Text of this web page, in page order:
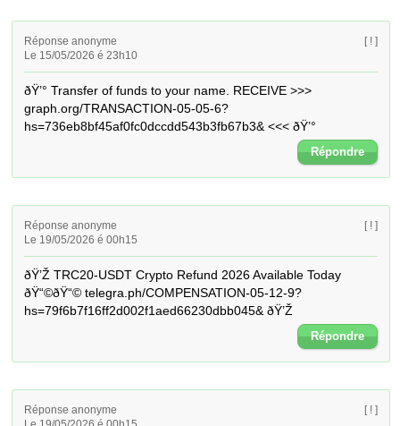
Réponse anonyme
Le 15/05/2026 é 23h10
[ ! ]
ðŸ’° Transfer of funds to your name. RECEIVE >>>
graph.org/TRANSACTION-05-05-6?
hs=736eb8bf45af0fc0dccdd543b3fb67b3& <<< ðŸ’°
Répondre
Réponse anonyme
Le 19/05/2026 é 00h15
[ ! ]
ðŸ’Ž TRC20-USDT Crypto Refund 2026 Available Today
ðŸ“©ðŸ“© telegra.ph/COMPENSATION-05-12-9?
hs=79f6b7f16ff2d002f1aed66230dbb045& ðŸ’Ž
Répondre
Réponse anonyme
[ ! ]